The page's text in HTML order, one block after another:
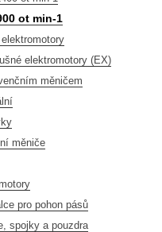
ot min-1
elektromotory (EX)
měničem
měniče
pro pohon pásů
spojky a pouzdra